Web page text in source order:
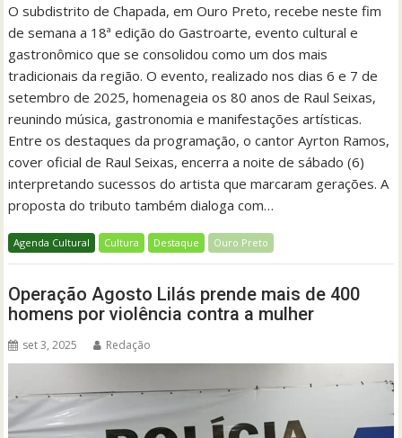
O subdistrito de Chapada, em Ouro Preto, recebe neste fim
de semana a 18ª edição do Gastroarte, evento cultural e
gastronômico que se consolidou como um dos mais
tradicionais da região. O evento, realizado nos dias 6 e 7 de
setembro de 2025, homenageia os 80 anos de Raul Seixas,
reunindo música, gastronomia e manifestações artísticas.
Entre os destaques da programação, o cantor Ayrton Ramos,
cover oficial de Raul Seixas, encerra a noite de sábado (6)
interpretando sucessos do artista que marcaram gerações. A
proposta do tributo também dialoga com…
Agenda Cultural Cultura Destaque Ouro Preto
Operação Agosto Lilás prende mais de 400
homens por violência contra a mulher
set 3, 2025 Redação